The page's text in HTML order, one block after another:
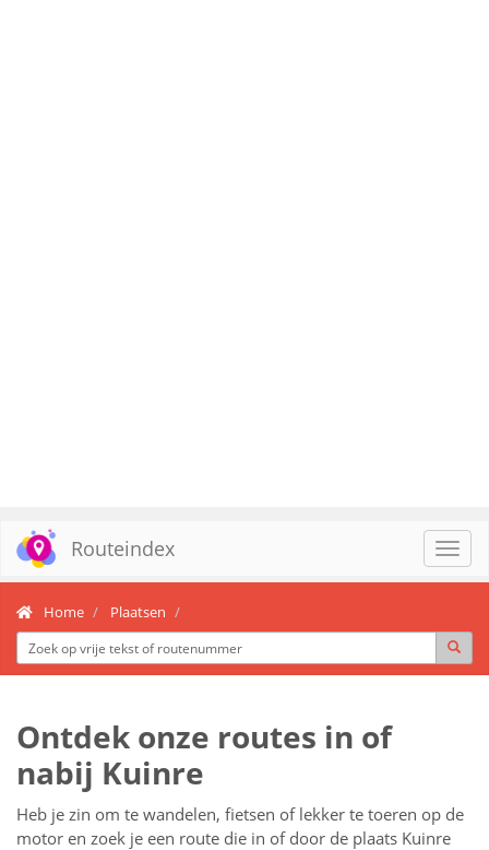
Routeindex
Home Plaatsen
Ontdek onze routes in of
nabij Kuinre
Heb je zin om te wandelen, fietsen of lekker te toeren op de
motor en zoek je een route die in of door de plaats Kuinre